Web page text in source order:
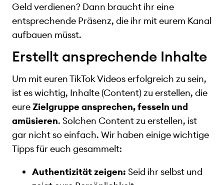
Geld verdienen? Dann braucht ihr eine
entsprechende Präsenz, die ihr mit eurem Kanal
aufbauen müsst.
Erstellt ansprechende Inhalte
Um mit euren TikTok Videos erfolgreich zu sein,
ist es wichtig, Inhalte (Content) zu erstellen, die
eureZielgruppe ansprechen, fesseln und
amüsieren. Solchen Content zu erstellen, ist
gar nicht so einfach. Wir haben einige wichtige
Tipps für euch gesammelt:
Authentizität zeigen: Seid ihr selbst und